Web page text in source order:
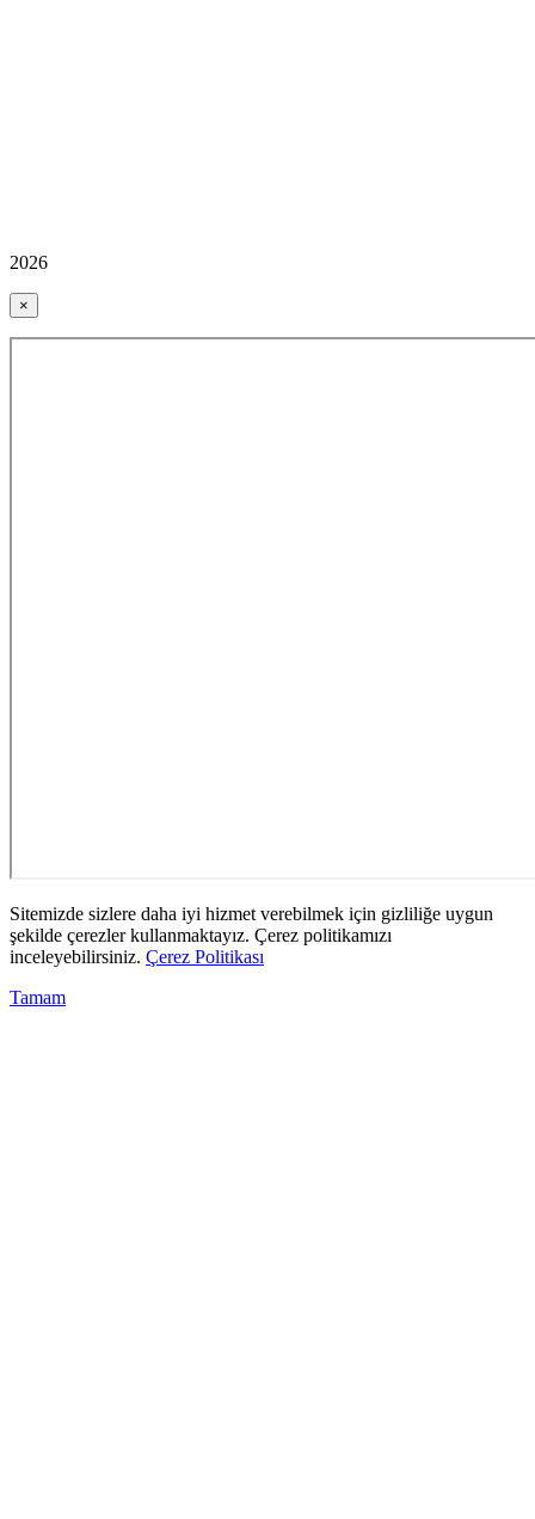
2026
×
Sitemizde sizlere daha iyi hizmet verebilmek için gizliliğe uygun
şekilde çerezler kullanmaktayız. Çerez politikamızı
inceleyebilirsiniz. Çerez Politikası
Tamam